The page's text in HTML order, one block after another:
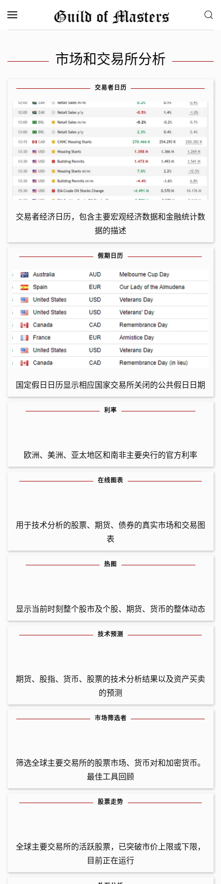
跳至主要内容
市场和交易所分析
交易者日历
交易者经济日历，包含主要宏观经济数据和金融统计数
据的描述
假期日历
国定假日日历显示相应国家交易所关闭的公共假日日期
利率
欧洲、美洲、亚太地区和南非主要央行的官方利率
在线图表
用于技术分析的股票、期货、债券的真实市场和交易图
表
热图
显示当前时刻整个股市及个股、期货、货币的整体动态
技术预测
期货、股指、货币、股票的技术分析结果以及资产买卖
的预测
市场筛选者
筛选全球主要交易所的股票市场、货币对和加密货币。
最佳工具回顾
股票走势
全球主要交易所的活跃股票，已突破市价上限或下限，
目前正在运行